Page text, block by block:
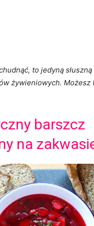
to jedyną
żywieniowych. Możesz
barszcz
na